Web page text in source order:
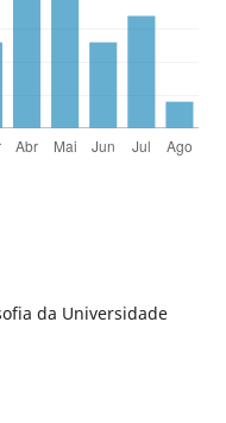
da Universidade